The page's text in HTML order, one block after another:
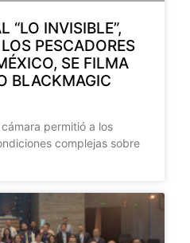
“LO INVISIBLE”,
PESCADORES
SE FILMA
BLACKMAGIC
permitió a los
complejas sobre